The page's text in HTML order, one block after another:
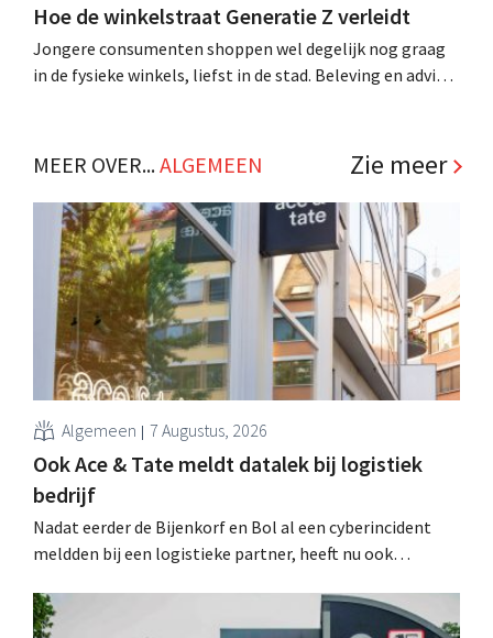
Hoe de winkelstraat Generatie Z verleidt
Jongere consumenten shoppen wel degelijk nog graag
in de fysieke winkels, liefst in de stad. Beleving en advies
naar het digitale kanaal. .
MEER OVER...ALGEMEEN Zie meer
Algemeen 7 Augustus, 2026
Ook Ace & Tate meldt datalek bij logistiek
bedrijf
Nadat eerder de Bijenkorf en Bol al een cyberincident
meldden bij een logistieke partner, heeft nu ook
datalek. Financiële gegevens, gebruikersnamen en
wachtwoorden zijn niet getroffen.